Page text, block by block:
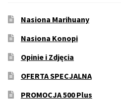
Nasiona Marihuany
Nasiona Konopi
Opinie i Zdjęcia
OFERTA SPECJALNA
PROMOCJA 500 Plus